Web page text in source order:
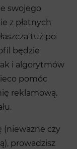
swojego
z płatnych
tuż po
będzie
i algorytmów
pomóc
reklamową.
(nieważne czy
prowadzisz